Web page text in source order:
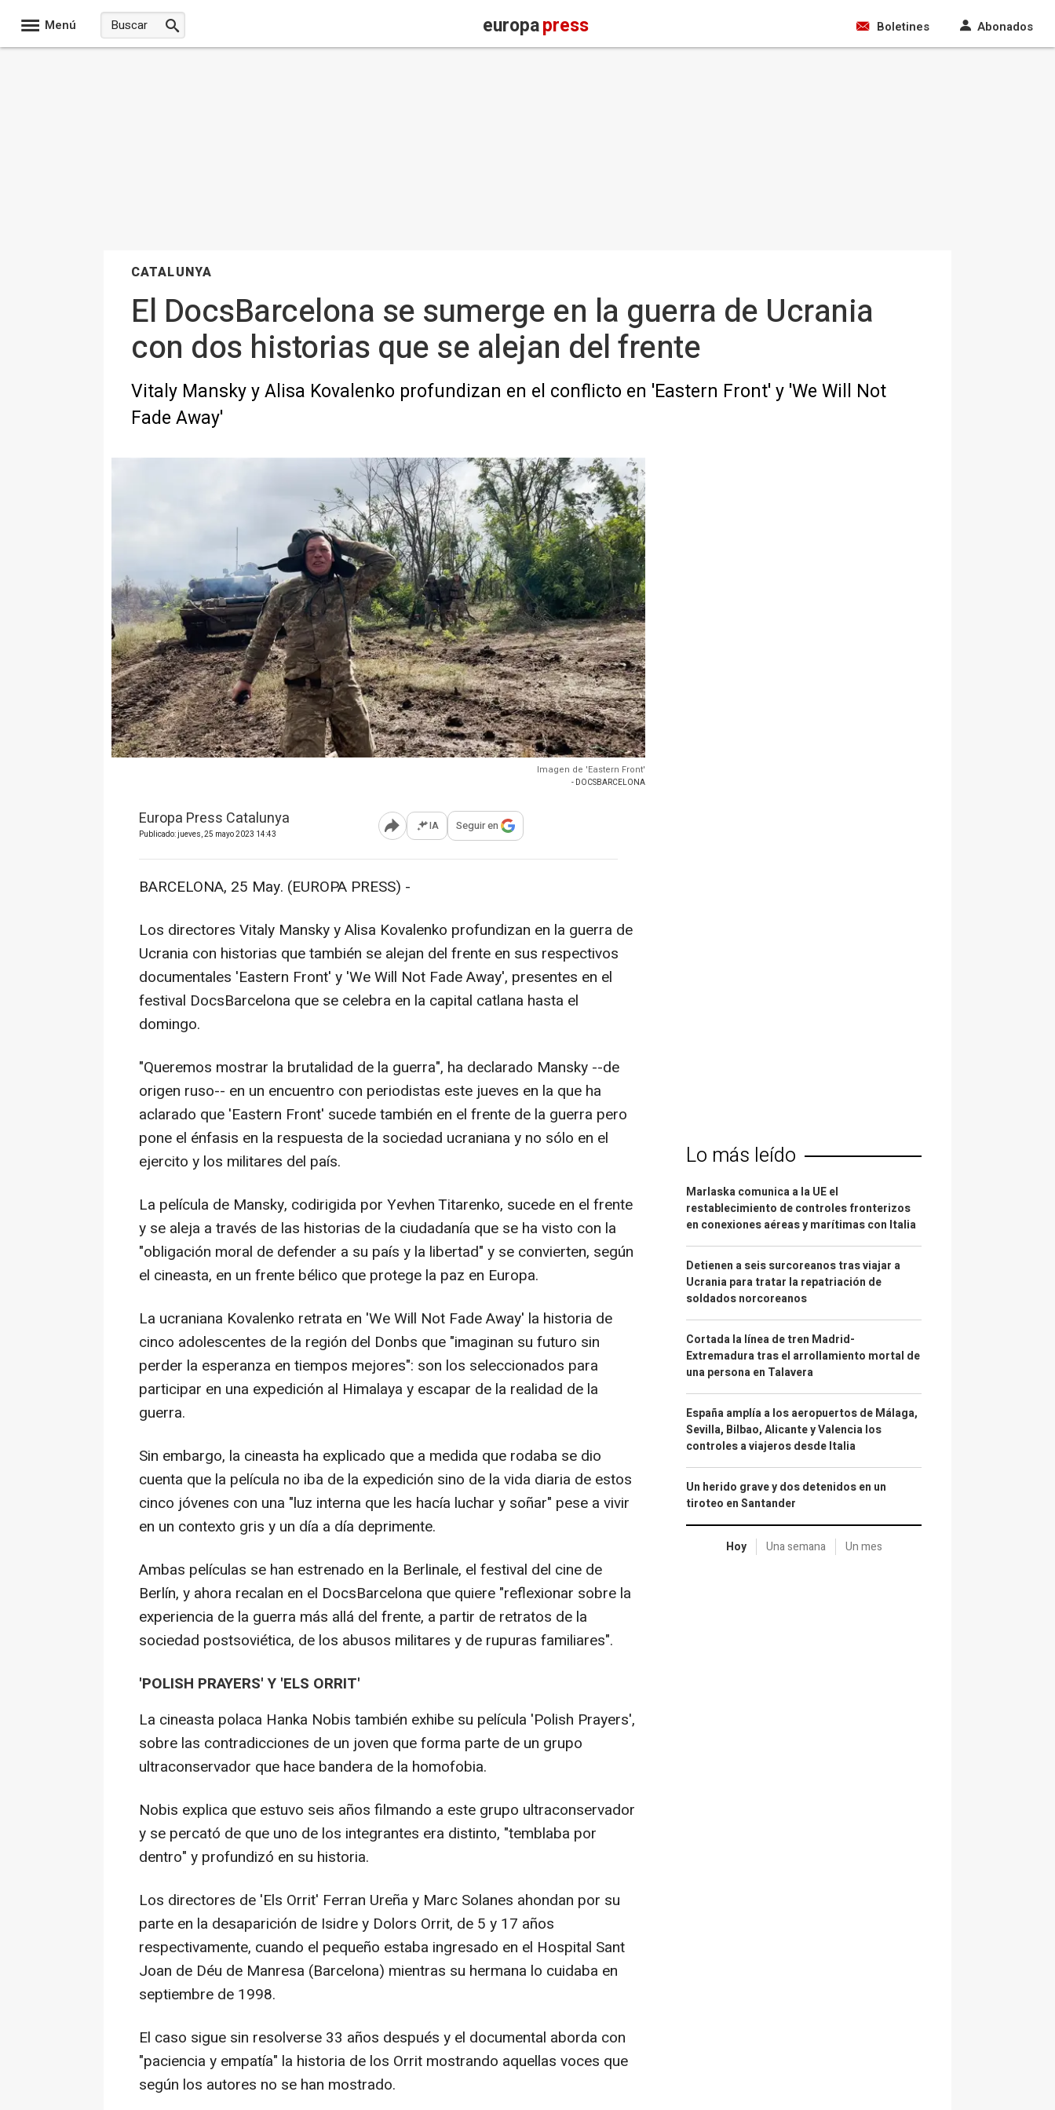
Menú europapress Boletines Abonados
CATALUNYA
El DocsBarcelona se sumerge en la guerra de Ucrania
con dos historias que se alejan del frente
Vitaly Mansky y Alisa Kovalenko profundizan en el conflicto en 'Eastern Front' y 'We Will Not
Fade Away'
Imagen de 'Eastern Front'
- DOCSBARCELONA
Europa Press Catalunya
Publicado: jueves, 25 mayo 2023 14:43 Abrir opciones para compartir
IA Seguir en
BARCELONA, 25 May. (EUROPA PRESS) -
Los directores Vitaly Mansky y Alisa Kovalenko profundizan en la guerra de
Ucrania con historias que también se alejan del frente en sus respectivos
documentales 'Eastern Front' y 'We Will Not Fade Away', presentes en el
festival DocsBarcelona que se celebra en la capital catlana hasta el
domingo.
"Queremos mostrar la brutalidad de la guerra", ha declarado Mansky --de
origen ruso-- en un encuentro con periodistas este jueves en la que ha
aclarado que 'Eastern Front' sucede también en el frente de la guerra pero
pone el énfasis en la respuesta de la sociedad ucraniana y no sólo en el
ejercito y los militares del país.
La película de Mansky, codirigida por Yevhen Titarenko, sucede en el frente
y se aleja a través de las historias de la ciudadanía que se ha visto con la
"obligación moral de defender a su país y la libertad" y se convierten, según
el cineasta, en un frente bélico que protege la paz en Europa.
La ucraniana Kovalenko retrata en 'We Will Not Fade Away' la historia de
cinco adolescentes de la región del Donbs que "imaginan su futuro sin
perder la esperanza en tiempos mejores": son los seleccionados para
participar en una expedición al Himalaya y escapar de la realidad de la
guerra.
Sin embargo, la cineasta ha explicado que a medida que rodaba se dio
cuenta que la película no iba de la expedición sino de la vida diaria de estos
cinco jóvenes con una "luz interna que les hacía luchar y soñar" pese a vivir
en un contexto gris y un día a día deprimente.
Ambas películas se han estrenado en la Berlinale, el festival del cine de
Berlín, y ahora recalan en el DocsBarcelona que quiere "reflexionar sobre la
experiencia de la guerra más allá del frente, a partir de retratos de la
sociedad postsoviética, de los abusos militares y de rupuras familiares".
'POLISH PRAYERS' Y 'ELS ORRIT'
La cineasta polaca Hanka Nobis también exhibe su película 'Polish Prayers',
sobre las contradicciones de un joven que forma parte de un grupo
ultraconservador que hace bandera de la homofobia.
Nobis explica que estuvo seis años filmando a este grupo ultraconservador
y se percató de que uno de los integrantes era distinto, "temblaba por
dentro" y profundizó en su historia.
Los directores de 'Els Orrit' Ferran Ureña y Marc Solanes ahondan por su
parte en la desaparición de Isidre y Dolors Orrit, de 5 y 17 años
respectivamente, cuando el pequeño estaba ingresado en el Hospital Sant
Joan de Déu de Manresa (Barcelona) mientras su hermana lo cuidaba en
septiembre de 1998.
El caso sigue sin resolverse 33 años después y el documental aborda con
"paciencia y empatía" la historia de los Orrit mostrando aquellas voces que
según los autores no se han mostrado.
Lo más leído
Marlaska comunica a la UE el
restablecimiento de controles fronterizos
en conexiones aéreas y marítimas con Italia
Detienen a seis surcoreanos tras viajar a
Ucrania para tratar la repatriación de
soldados norcoreanos
Cortada la línea de tren Madrid-
Extremadura tras el arrollamiento mortal de
una persona en Talavera
España amplía a los aeropuertos de Málaga,
Sevilla, Bilbao, Alicante y Valencia los
controles a viajeros desde Italia
Un herido grave y dos detenidos en un
tiroteo en Santander
Hoy Una semana Un mes